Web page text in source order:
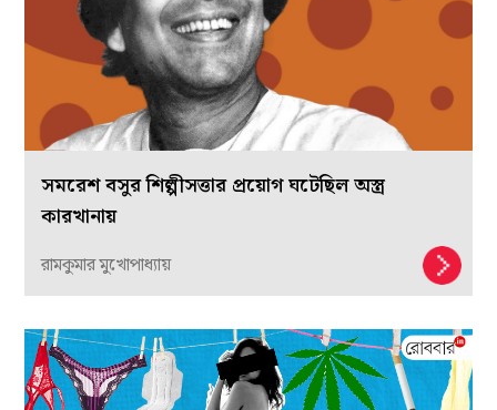
সমরেশ বসুর শিল্পীসত্তার প্রয়োগ ঘটেছিল অস্ত্র
কারখানায়
রামকুমার মুখোপাধ্যায়